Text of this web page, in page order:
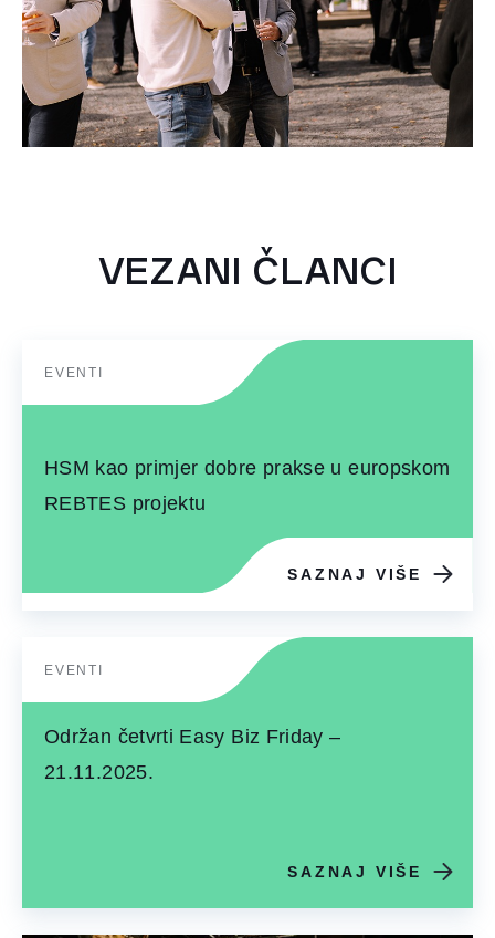
VEZANI ČLANCI
EVENTI
HSM kao primjer dobre prakse u europskom
REBTES projektu
SAZNAJ VIŠE
EVENTI
Održan četvrti Easy Biz Friday –
21.11.2025.
SAZNAJ VIŠE